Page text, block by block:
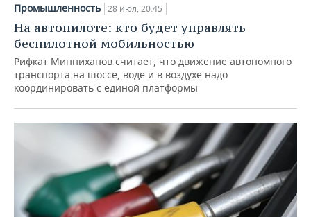
Промышленность 28 июл, 20:45
На автопилоте: кто будет управлять
беспилотной мобильностью
Рифкат Минниханов считает, что движение автономного
транспорта на шоссе, воде и в воздухе надо
координировать с единой платформы